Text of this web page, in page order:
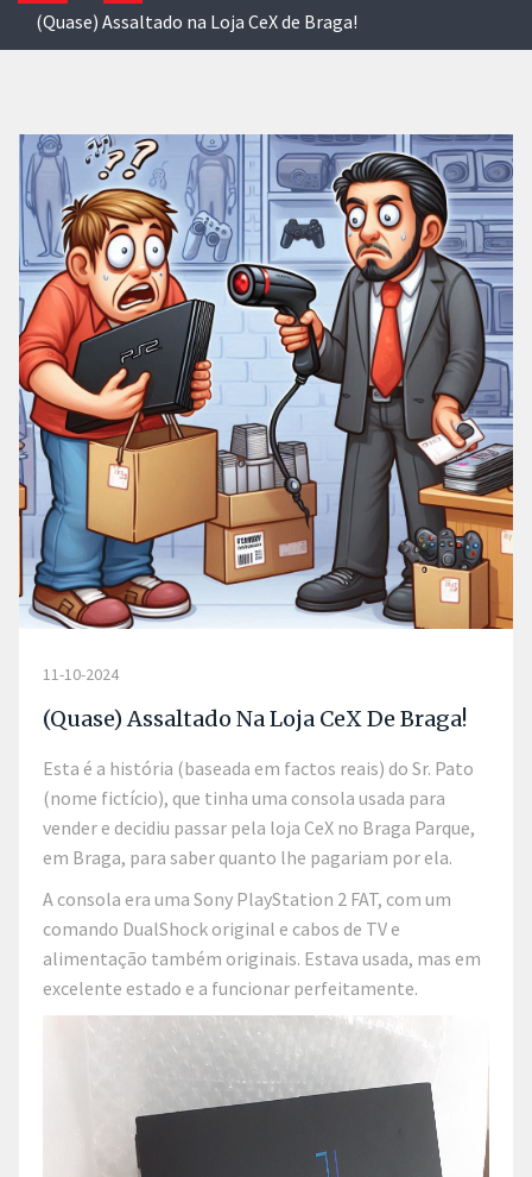
(Quase) Assaltado na Loja CeX de Braga!
11-10-2024
(Quase) Assaltado Na Loja CeX De Braga!
Esta é a história (baseada em factos reais) do Sr. Pato
(nome fictício), que tinha uma consola usada para
vender e decidiu passar pela loja CeX no Braga Parque,
em Braga, para saber quanto lhe pagariam por ela.
A consola era uma Sony PlayStation 2 FAT, com um
comando DualShock original e cabos de TV e
alimentação também originais. Estava usada, mas em
excelente estado e a funcionar perfeitamente.